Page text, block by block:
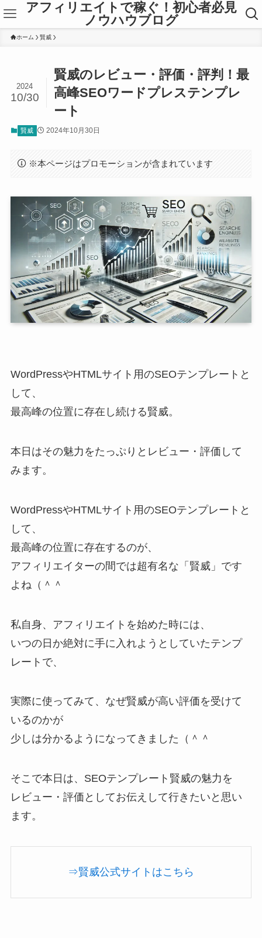
アフィリエイトで稼ぐ！初心者必見
ノウハウブログ
ホーム 賢威
賢威のレビュー・評価・評判！最
高峰SEOワードプレステンプレ
ート
2024
10/30
賢威 2024年10月30日
※本ページはプロモーションが含まれています
WordPressやHTMLサイト用のSEOテンプレートと
して、
最高峰の位置に存在し続ける賢威。
本日はその魅力をたっぷりとレビュー・評価して
みます。
WordPressやHTMLサイト用のSEOテンプレートと
して、
最高峰の位置に存在するのが、
アフィリエイターの間では超有名な「賢威」です
よね（＾＾
私自身、アフィリエイトを始めた時には、
いつの日か絶対に手に入れようとしていたテンプ
レートで、
実際に使ってみて、なぜ賢威が高い評価を受けて
いるのかが
少しは分かるようになってきました（＾＾
そこで本日は、SEOテンプレート賢威の魅力を
レビュー・評価としてお伝えして行きたいと思い
ます。
⇒賢威公式サイトはこちら